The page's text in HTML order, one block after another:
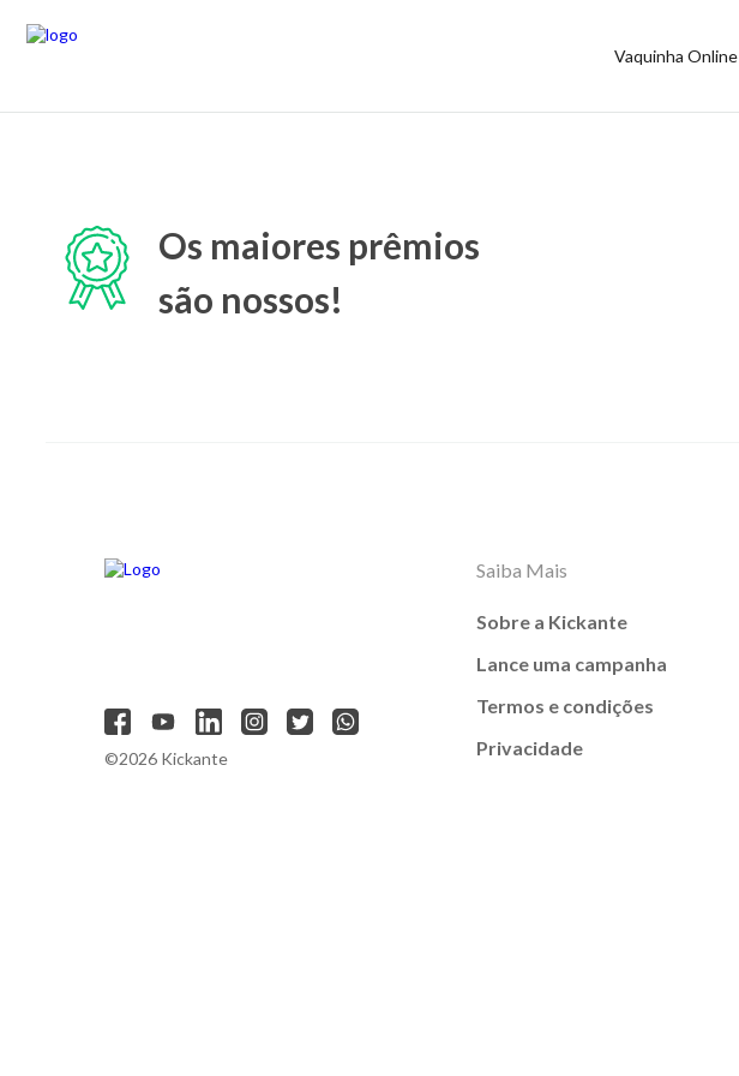
Vaquinha Online
Os maiores prêmios
são nossos!
©2026 Kickante
Saiba Mais
Sobre a Kickante
Lance uma campanha
Termos e condições
Privacidade